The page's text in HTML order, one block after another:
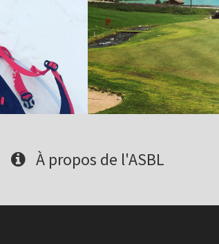
À propos de l'ASBL